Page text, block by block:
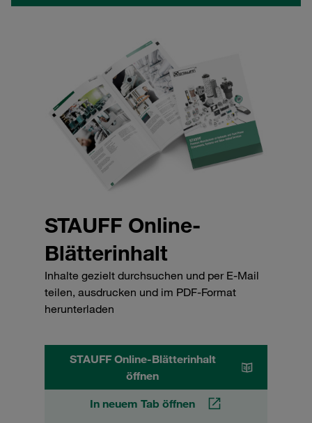
STAUFF Online-
Blätterinhalt
Inhalte gezielt durchsuchen und per E-Mail
teilen, ausdrucken und im PDF-Format
herunterladen
STAUFF Online-Blätterinhalt
öffnen
In neuem Tab öffnen